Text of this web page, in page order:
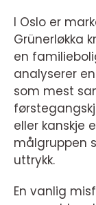
I Oslo er
Grünerløkka
en
analyserer
som mest
eller kanskje
målgruppen
uttrykk.
En vanlig